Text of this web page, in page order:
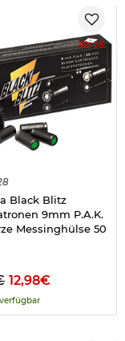
Ab 18
Black Blitz
9mm P.A.K.
Messinghülse 50
12,98€